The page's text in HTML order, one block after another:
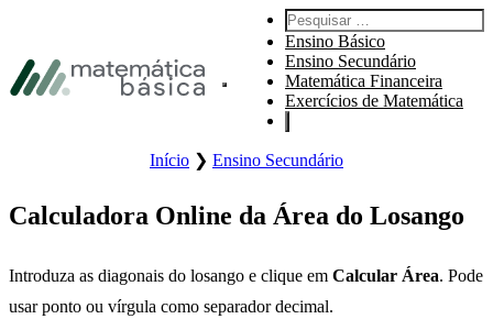
Ir para o rodapé
Abrir o menu principal do site.
Pesquisar:
Ensino Básico
Ensino Secundário
Matemática Financeira
Exercícios de Matemática
Início ❯ Ensino Secundário
Calculadora Online da Área do Losango
Introduza as diagonais do losango e clique em Calcular Área. Pode
usar ponto ou vírgula como separador decimal.